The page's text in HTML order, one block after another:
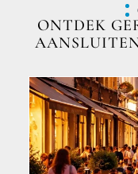
ONTDEK